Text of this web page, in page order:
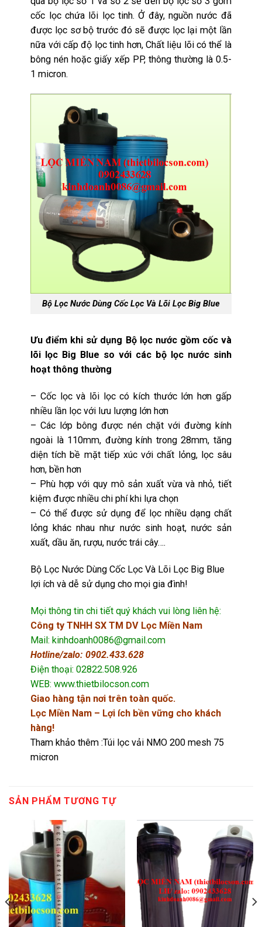
cốc lọc chứa lõi lọc tinh. Ở đây, nguồn nước đã
được lọc sơ bộ trước đó sẽ được lọc lại một lần
nữa với cấp độ lọc tinh hơn, Chất liệu lõi có thể là
bông nén hoặc giấy xếp PP, thông thường là 0.5-
1 micron.
Bộ Lọc Nước Dùng Cốc Lọc Và Lõi Lọc Big Blue
Ưu điểm khi sử dụng Bộ lọc nước gồm cốc và
lõi lọc Big Blue so với các bộ lọc nước sinh
hoạt thông thường
– Cốc lọc và lõi lọc có kích thước lớn hơn gấp
nhiều lần lọc với lưu lượng lớn hơn
– Các lớp bông được nén chặt với đường kính
ngoài là 110mm, đường kính trong 28mm, tăng
diện tích bề mặt tiếp xúc với chất lỏng, lọc sâu
hơn, bền hơn
– Phù hợp với quy mô sản xuất vừa và nhỏ, tiết
kiệm được nhiều chi phí khi lựa chọn
– Có thể được sử dụng để lọc nhiều dạng chất
lỏng khác nhau như nước sinh hoạt, nước sản
xuất, dầu ăn, rượu, nước trái cây….
Bộ Lọc Nước Dùng Cốc Lọc Và Lõi Lọc Big Blue
lợi ích và dễ sử dụng cho mọi gia đình!
Mọi thông tin chi tiết quý khách vui lòng liên hệ:
Công ty TNHH SX TM DV Lọc Miền Nam
Mail: kinhdoanh0086@gmail.com
Hotline/zalo: 0902.433.628
Điện thoại: 02822.508.926
WEB: www.thietbilocson.com
Giao hàng tận nơi trên toàn quốc.
Lọc Miền Nam – Lợi ích bền vững cho khách
hàng!
Tham khảo thêm :Túi lọc vải NMO 200 mesh 75
micron
SẢN PHẨM TƯƠNG TỰ